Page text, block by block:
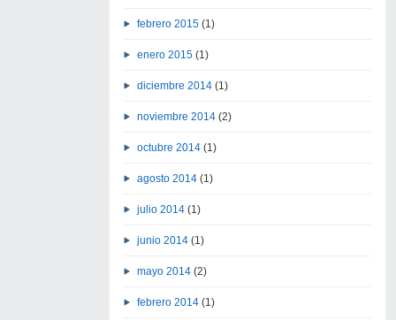
febrero 2015(1)
enero 2015(1)
diciembre 2014(1)
noviembre 2014(2)
octubre 2014(1)
agosto 2014(1)
julio 2014(1)
junio 2014(1)
mayo 2014(2)
febrero 2014(1)